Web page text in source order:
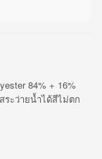
84% + 16%
ระว่ายน้ำได้สีไม่ตก